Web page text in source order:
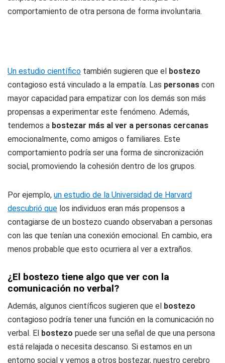
comportamiento de otra persona de forma involuntaria.
Un estudio científico también sugieren que el bostezo
contagioso está vinculado a la empatía. Las personas con
mayor capacidad para empatizar con los demás son más
propensas a experimentar este fenómeno. Además,
tendemos a bostezar más al ver a personas cercanas
emocionalmente, como amigos o familiares. Este
comportamiento podría ser una forma de sincronización
social, promoviendo la cohesión dentro de los grupos.
Por ejemplo, un estudio de la Universidad de Harvard
descubrió que los individuos eran más propensos a
contagiarse de un bostezo cuando observaban a personas
con las que tenían una conexión emocional. En cambio, era
menos probable que esto ocurriera al ver a extraños.
¿El bostezo tiene algo que ver con la
comunicación no verbal?
Además, algunos científicos sugieren que el bostezo
contagioso podría tener una función en la comunicación no
verbal. El bostezo puede ser una señal de que una persona
está relajada o necesita descanso. Si estamos en un
entorno social y vemos a otros bostezar, nuestro cerebro